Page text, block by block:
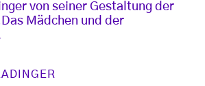
von seiner Gestaltung der
Mädchen und der